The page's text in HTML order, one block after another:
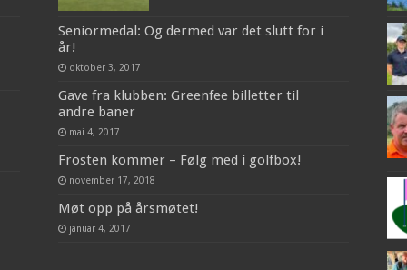
Seniormedal: Og dermed var det slutt for i
år!
oktober 3, 2017
Gave fra klubben: Greenfee billetter til
andre baner
mai 4, 2017
Frosten kommer – Følg med i golfbox!
november 17, 2018
Møt opp på årsmøtet!
januar 4, 2017